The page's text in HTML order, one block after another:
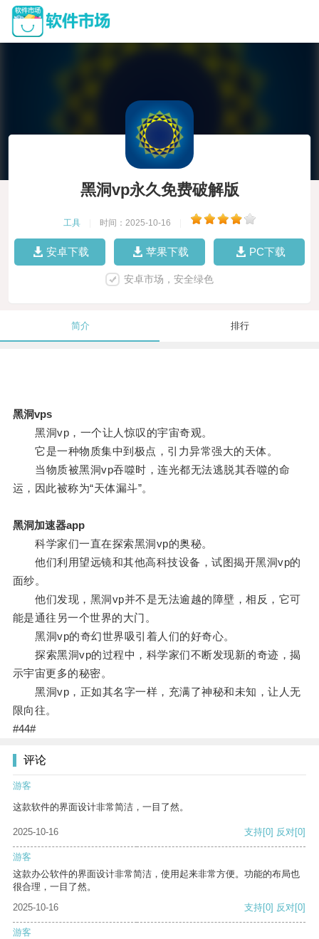
黑洞vp永久免费破解版
工具 时间：2025-10-16
安卓下载 苹果下载 PC下载
安卓市场，安全绿色
简介 排行
黑洞vps
黑洞vp，一个让人惊叹的宇宙奇观。
它是一种物质集中到极点，引力异常强大的天体。
当物质被黑洞vp吞噬时，连光都无法逃脱其吞噬的命
运，因此被称为“天体漏斗”。
黑洞加速器app
科学家们一直在探索黑洞vp的奥秘。
他们利用望远镜和其他高科技设备，试图揭开黑洞vp的
面纱。
他们发现，黑洞vp并不是无法逾越的障壁，相反，它可
能是通往另一个世界的大门。
黑洞vp的奇幻世界吸引着人们的好奇心。
探索黑洞vp的过程中，科学家们不断发现新的奇迹，揭
示宇宙更多的秘密。
黑洞vp，正如其名字一样，充满了神秘和未知，让人无
限向往。
#44#
评论
游客
这款软件的界面设计非常简洁，一目了然。
2025-10-16 支持[0] 反对[0]
游客
这款办公软件的界面设计非常简洁，使用起来非常方便。功能的布局也
很合理，一目了然。
2025-10-16
支持[0] 反对[0]
游客